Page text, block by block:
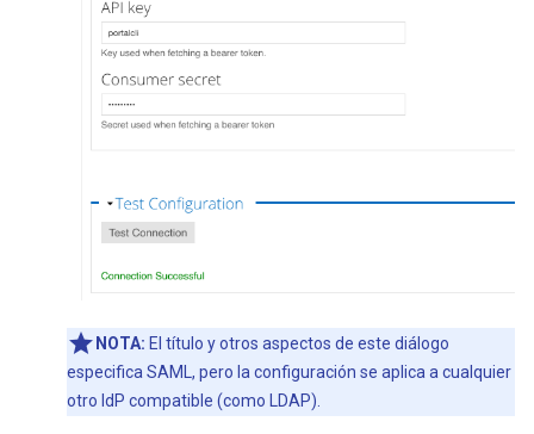
NOTA: El título y otros aspectos de este diálogo
especifica SAML, pero la configuración se aplica a cualquier
otro IdP compatible (como LDAP).